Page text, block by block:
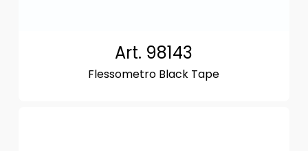
Art. 98143
Flessometro Black Tape